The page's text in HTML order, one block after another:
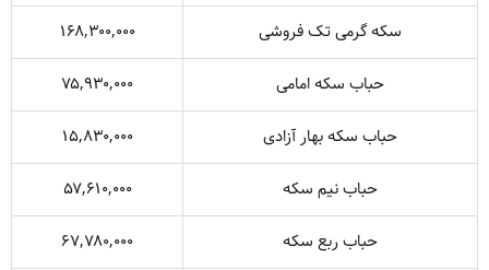
سکه گرمی تک فروشی
۱۶۸,۳۰۰,۰۰۰
حباب سکه امامی
۷۵,۹۳۰,۰۰۰
حباب سکه بهار آزادی
۱۵,۸۳۰,۰۰۰
حباب نیم سکه
۵۷,۶۱۰,۰۰۰
حباب ربع سکه
۶۷,۷۸۰,۰۰۰